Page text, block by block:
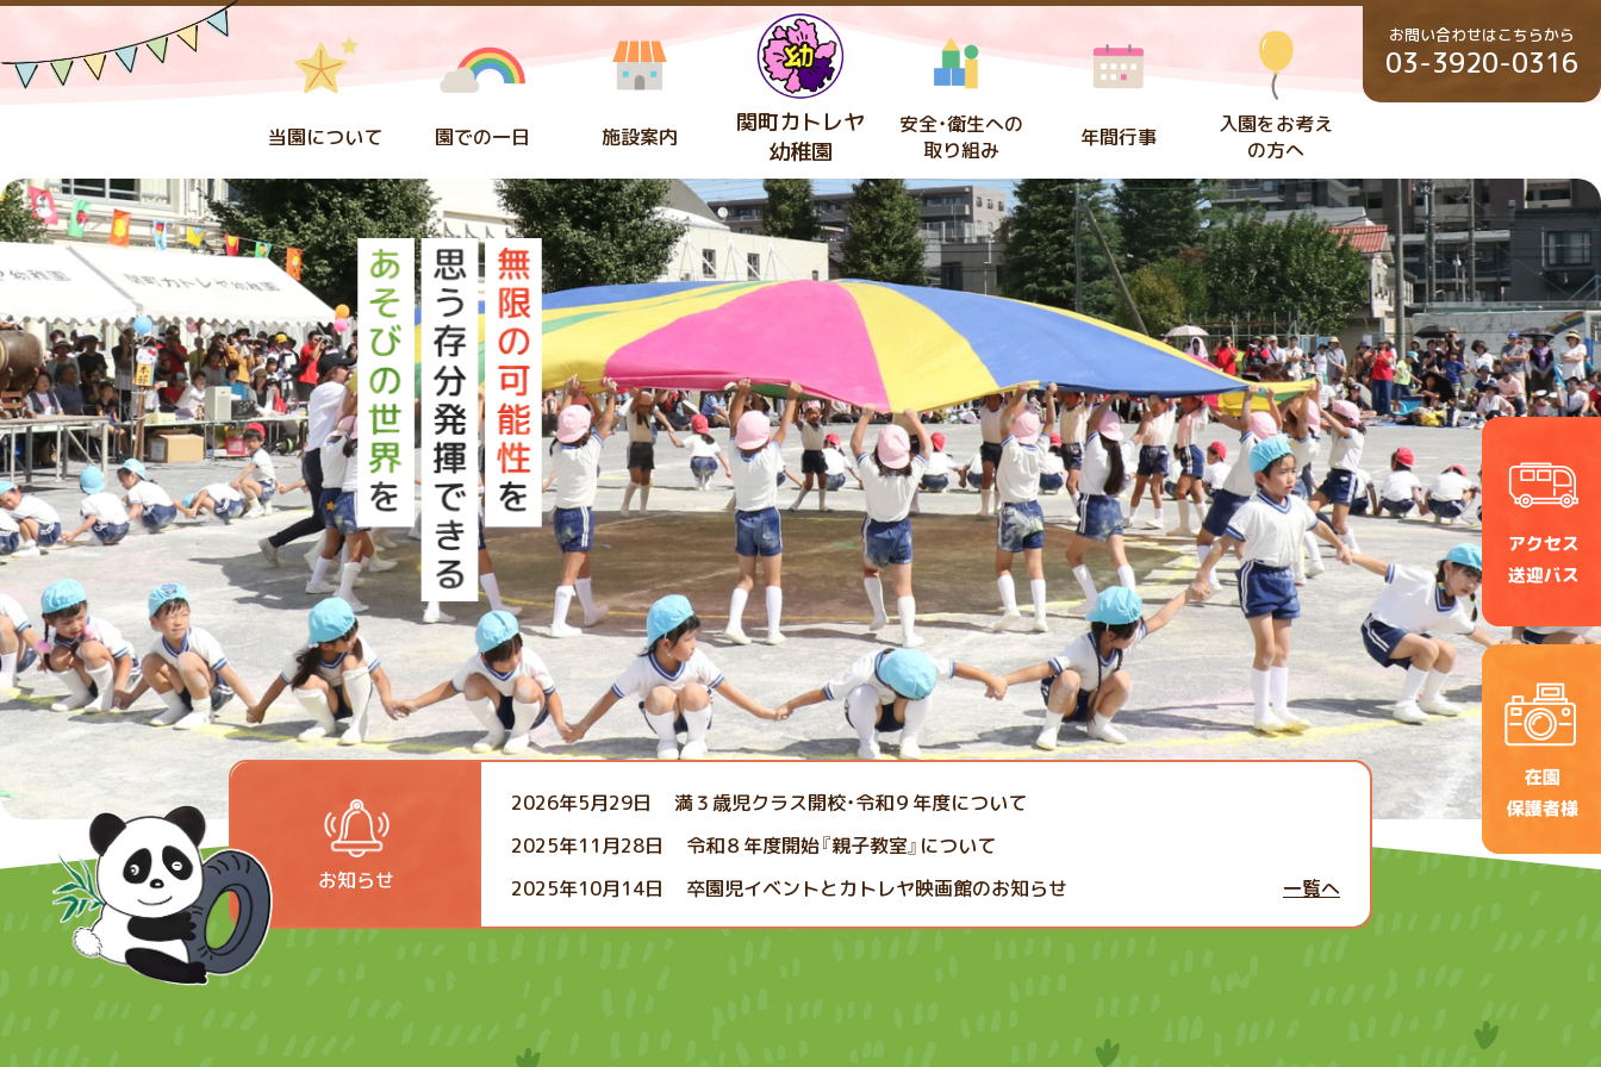
当園について 園での一日 施設案内
関町カトレヤ
幼稚園
安全・衛生への
取り組み
年間行事
入園をお考え
の方へ
お問い合わせはこちらから
03-3920-0316
お知らせ
2026年5月29日
満３歳児クラス開校・令和９年度について
2025年11月28日
令和８年度開始『親子教室』について
2025年10月14日
卒園児イベントとカトレヤ映画館のお知らせ 一覧へ